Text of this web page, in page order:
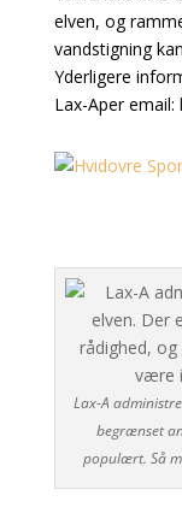
elven, og
vandstigning kan
Yderligere
Lax-Aperemail:
Lax-A
begrænset
populært. Så